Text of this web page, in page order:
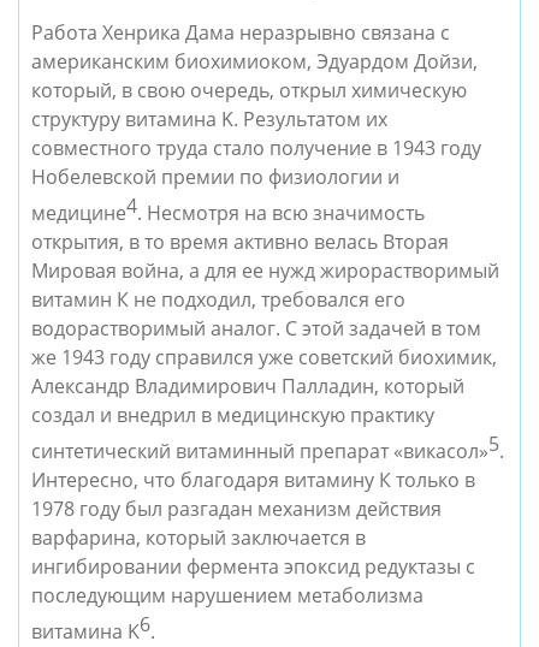
Работа Хенрика Дама неразрывно связана с
американским биохимиоком, Эдуардом Дойзи,
который, в свою очередь, открыл химическую
структуру витамина K. Результатом их
совместного труда стало получение в 1943 году
Нобелевской премии по физиологии и
медицине4. Несмотря на всю значимость
открытия, в то время активно велась Вторая
Мировая война, а для ее нужд жирорастворимый
витамин К не подходил, требовался его
водорастворимый аналог. С этой задачей в том
же 1943 году справился уже советский биохимик,
Александр Владимирович Палладин, который
создал и внедрил в медицинскую практику
синтетический витаминный препарат «викасол»5.
Интересно, что благодаря витамину К только в
1978 году был разгадан механизм действия
варфарина, который заключается в
ингибировании фермента эпоксид редуктазы с
последующим нарушением метаболизма
витамина K6.